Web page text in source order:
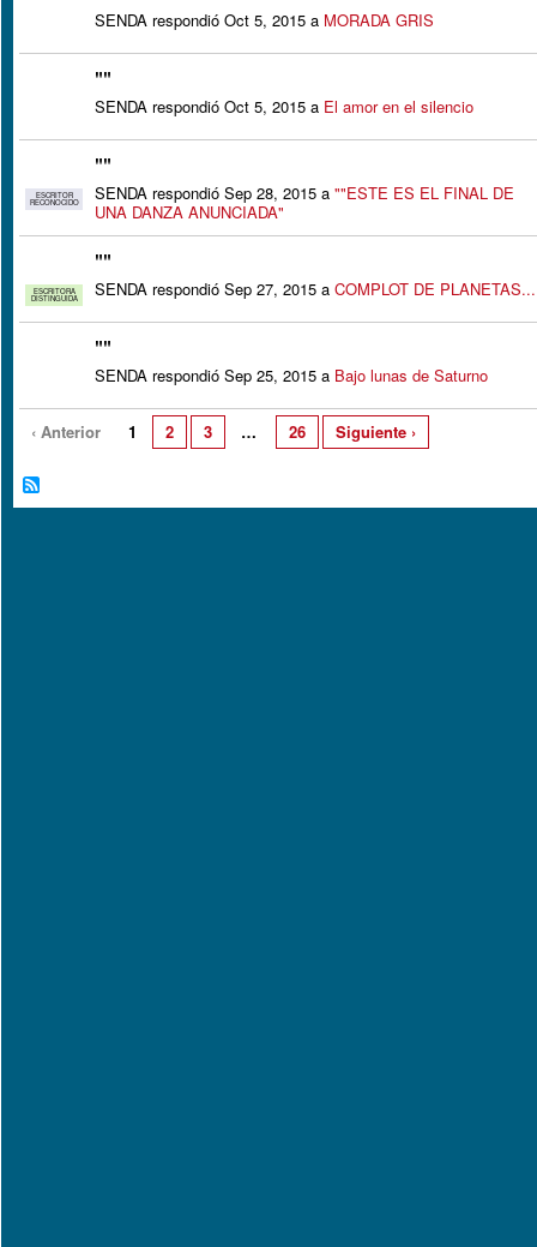
SENDA respondió Oct 5, 2015 a MORADA GRIS
""
SENDA respondió Oct 5, 2015 a El amor en el silencio
ESCRITOR
RECONOCIDO
""
SENDA respondió Sep 28, 2015 a ""ESTE ES EL FINAL DE
UNA DANZA ANUNCIADA"
ESCRITORA
DISTINGUIDA
""
SENDA respondió Sep 27, 2015 a COMPLOT DE PLANETAS...
""
SENDA respondió Sep 25, 2015 a Bajo lunas de Saturno
‹ Anterior 1 2 3 … 26 Siguiente ›